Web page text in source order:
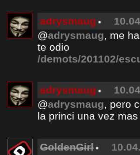
adrysmaug
@adrysmaug, me
te odio
/demots/201102/
adrysmaug
@adrysmaug, pero
la princi una vez
GoldenGirl